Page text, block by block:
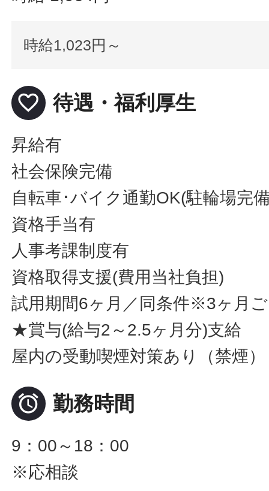
時給1,023円～
favorite_border 待遇・福利厚生
昇給有
社会保険完備
自転車･バイク通勤OK(駐輪場完
資格手当有
人事考課制度有
資格取得支援(費用当社負担)
試用期間6ヶ月／同条件※3ヶ月
★賞与(給与2～2.5ヶ月分)支給
屋内の受動喫煙対策あり（禁煙）
 勤務時間
9：00～18：00
※応相談